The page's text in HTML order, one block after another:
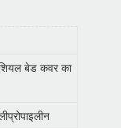
बेड कवर का